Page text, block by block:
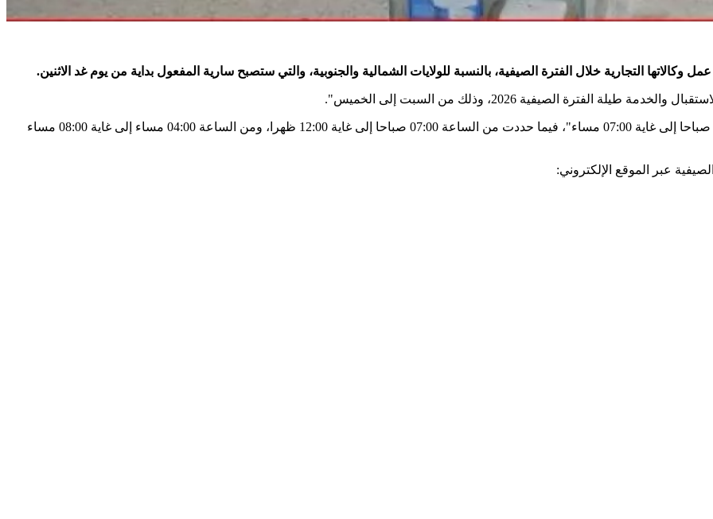
التجارية خلال الفترة الصيفية، بالنسبة للولايات الشمالية والجنوبية، والتي ستصبح سارية المفعول بداية من يوم غد الاثنين.
الفترة الصيفية 2026، وذلك من السبت إلى الخميس".
فبالنسبة للولايات الشمالية، "حددت مواقيت العمل من الساعة 08:00 صباحا إلى غاية 07:00 مساء"، فيما حددت من الساعة 07:00 صباحا إلى غاية 12:00 ظهرا، ومن الساعة 04:00 مساء إلى غاية 08:00 مساء
عبر الموقع الإلكتروني: